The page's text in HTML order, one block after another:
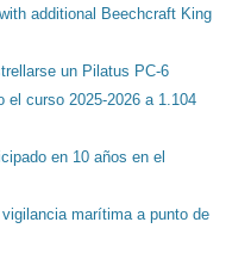
additional Beechcraft King
un Pilatus PC-6
el curso 2025-2026 a 1.104
en 10 años en el
marítima a punto de